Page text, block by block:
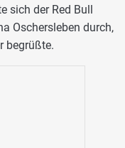
sich der Red Bull
Oschersleben durch,
begrüßte.